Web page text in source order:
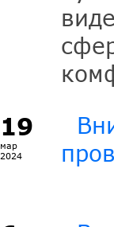
19
мар
2024